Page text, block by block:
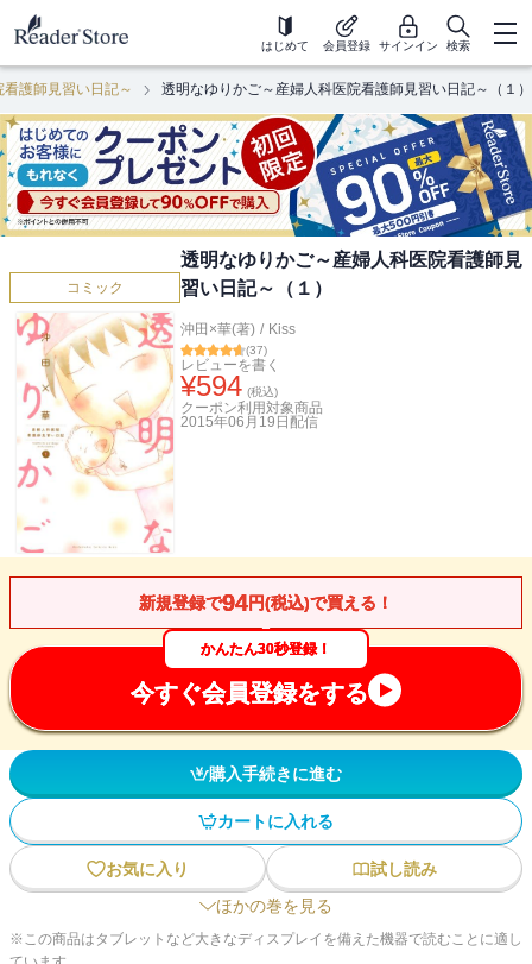
はじめて 会員登録 サインイン 検索
護師見習い日記～ 透明なゆりかご～産婦人科医院看護師見習い日記～（１）
コミック
透明なゆりかご～産婦人科医院看護師見
習い日記～（１）
沖田×華(著) / Kiss
(37)
レビューを書く
¥594 (税込)
クーポン利用対象商品
2015年06月19日 配信
新規登録で94円(税込)で買える！
かんたん30秒登録！
今すぐ会員登録をする
購入手続きに進む
カートに入れる
お気に入り
試し読み
ほかの巻を見る
※この商品はタブレットなど大きなディスプレイを備えた機器で読むことに適し